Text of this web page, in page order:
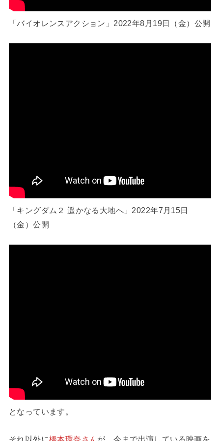
「バイオレンスアクション」2022年8月19日（金）公開
「キングダム２ 遥かなる大地へ」2022年7月15日
（金）公開
となっています。
それ以外に橋本環奈さん が、今まで出演している映画を